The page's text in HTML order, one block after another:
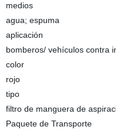
medios
agua; espuma
aplicación
bomberos/ vehículos contra
color
rojo
tipo
filtro de manguera de
Paquete de Transporte